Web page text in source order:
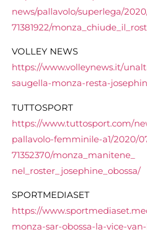
news/pallavolo/superlega/
71381922/monza_chiude_
VOLLEY NEWS
https://www.volleynews.it/
saugella-monza-resta-
TUTTOSPORT
https://www.tuttosport.com/
pallavolo-femminile-a1/2020/
71352370/monza_manitene_
nel_roster_josephine_obossa/
SPORTMEDIASET
https://www.sportmediaset.
monza-sar-obossa-la-vice-van-